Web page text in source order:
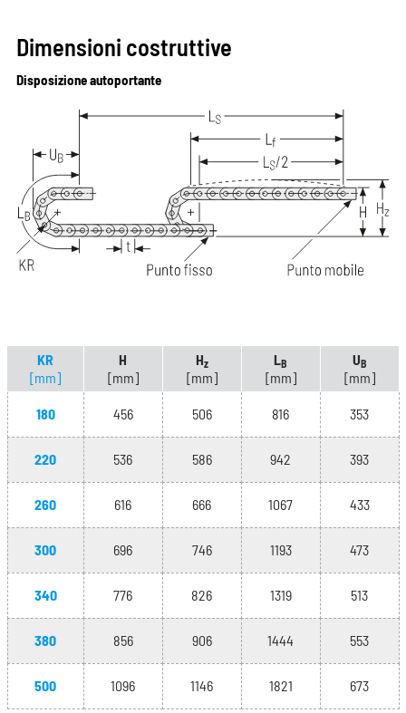
Dimensioni costruttive
Disposizione autoportante
KR
[mm]
H
[mm]
Hz
[mm]
L B
[mm]
UB
[mm]
180 456 506 816 353
220 536 586 942 393
260 616 666 1067 433
300 696 746 1193 473
340 776 826 1319 513
380 856 906 1444 553
500 1096 1146 1821 673